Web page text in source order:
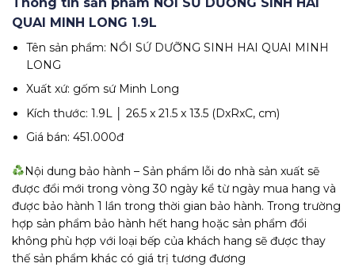
QUAI MINH LONG 1.9L
Tên sản phẩm: NỒI SỨ DƯỠNG SINH HAI QUAI MINH
LONG
Xuất xứ: gốm sứ Minh Long
Kích thước: 1.9L │ 26.5 x 21.5 x 13.5 (DxRxC, cm)
Giá bán: 451.000đ
Nội dung bảo hành – Sản phẩm lỗi do nhà sản xuất sẽ
được đổi mới trong vòng 30 ngày kể từ ngày mua hang và
được bảo hành 1 lần trong thời gian bảo hành. Trong trường
hợp sản phẩm bảo hành hết hang hoặc sản phẩm đổi
không phù hợp với loại bếp của khách hang sẽ được thay
thế sản phẩm khác có giá trị tương đương